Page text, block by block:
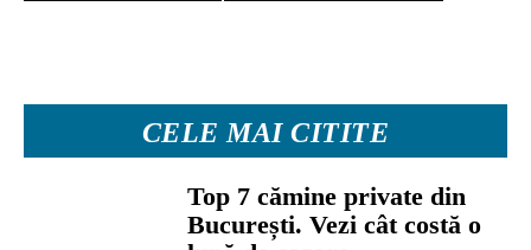
CELE MAI CITITE
Top 7 cămine private din
București. Vezi cât costă o